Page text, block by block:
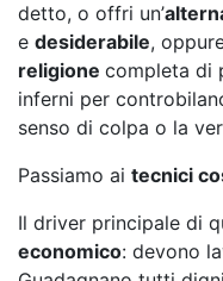
detto, o offri un’
e desiderabile,
religione completa di
inferni per
senso di colpa o la
Passiamo ai tecnici
Il driver principale di
economico: devono